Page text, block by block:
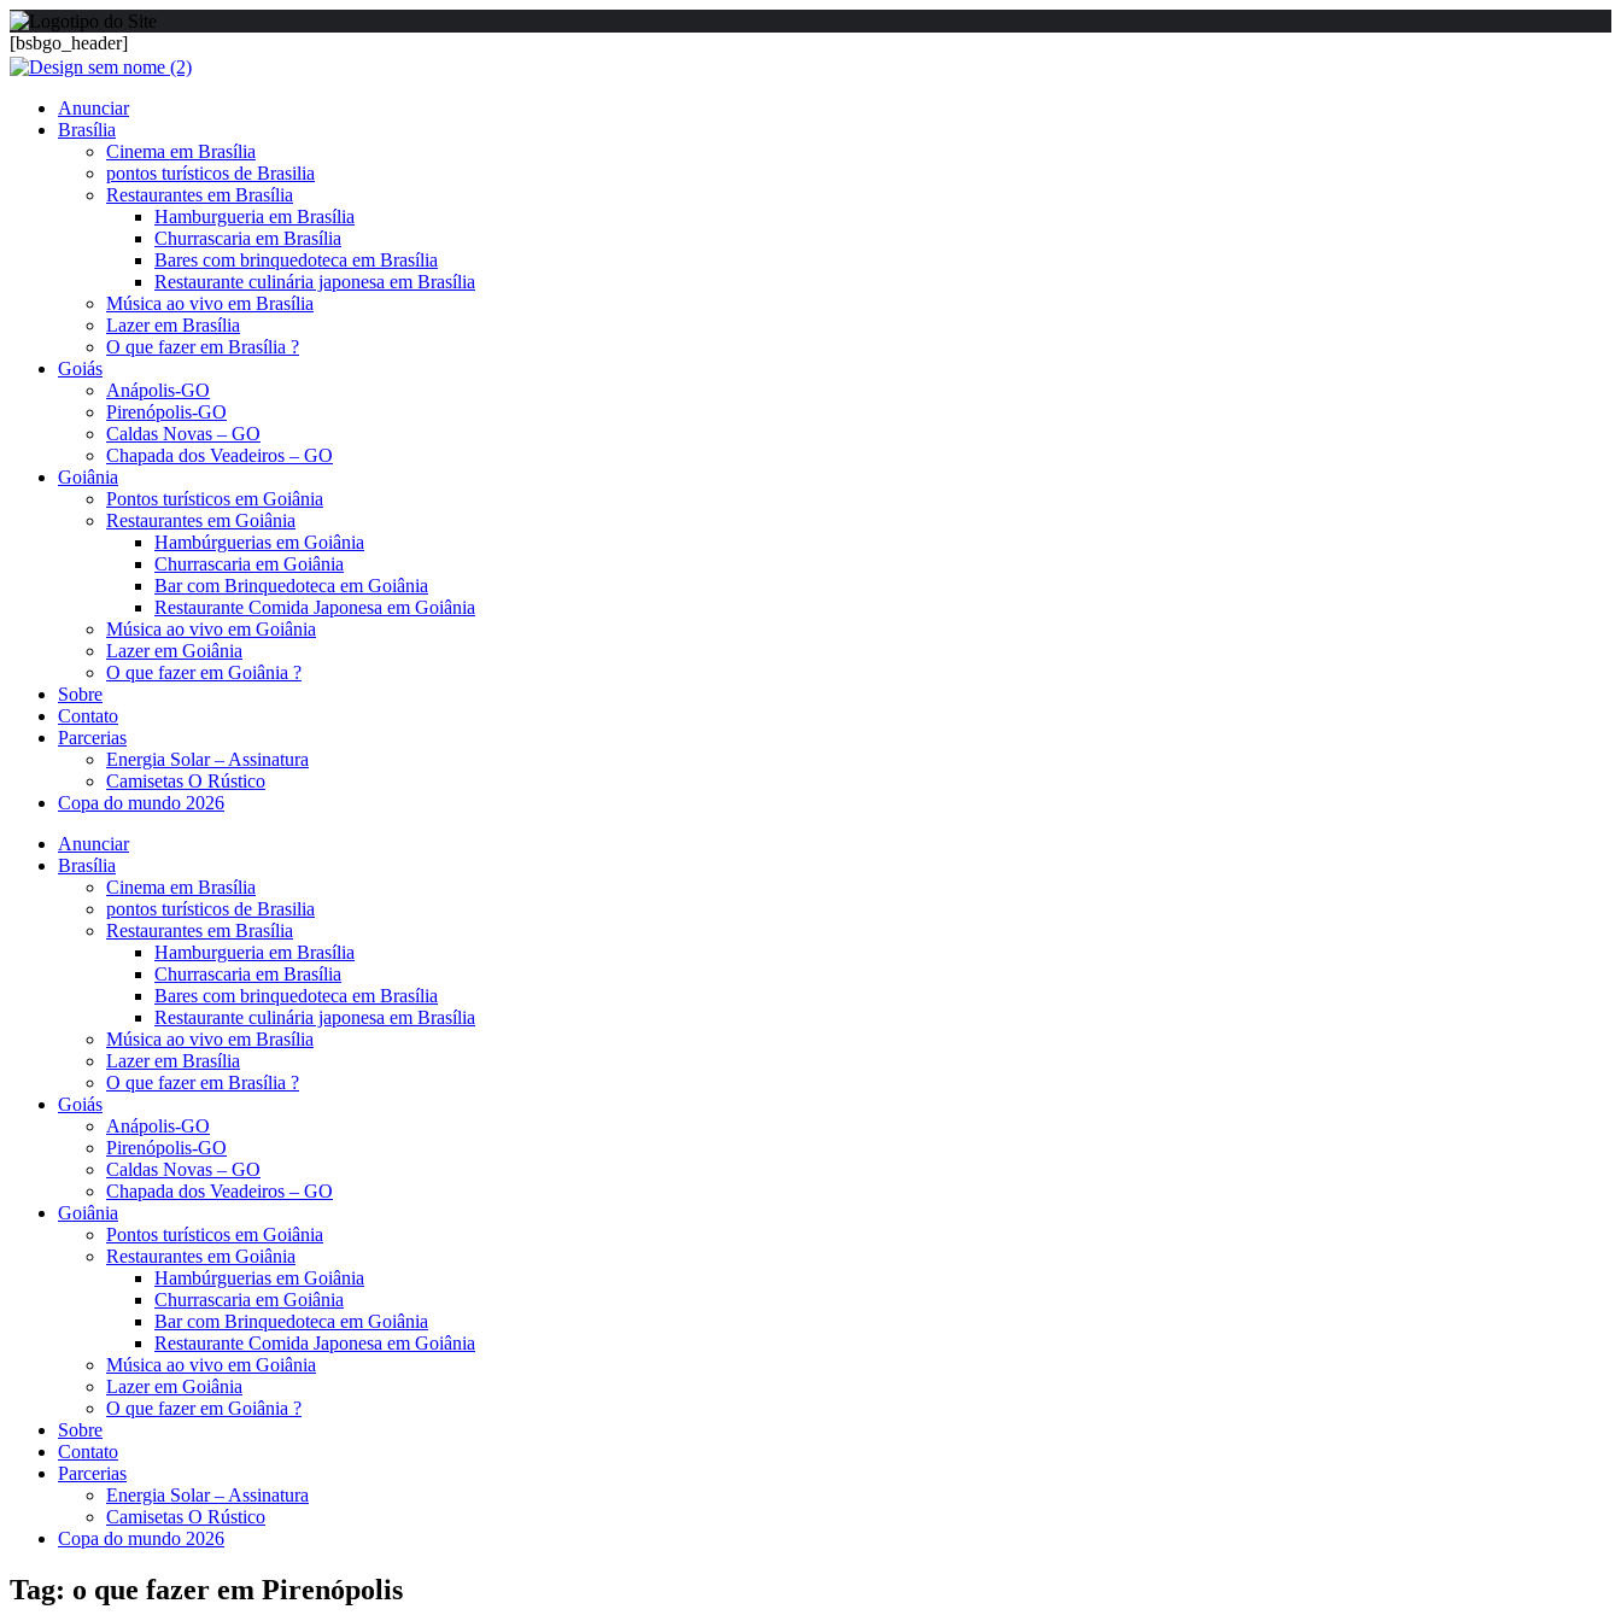
[bsbgo_header]
Anunciar
Brasília
Cinema em Brasília
pontos turísticos de Brasilia
Restaurantes em Brasília
Hamburgueria em Brasília
Churrascaria em Brasília
Bares com brinquedoteca em Brasília
Restaurante culinária japonesa em Brasília
Música ao vivo em Brasília
Lazer em Brasília
O que fazer em Brasília ?
Goiás
Anápolis-GO
Pirenópolis-GO
Caldas Novas – GO
Chapada dos Veadeiros – GO
Goiânia
Pontos turísticos em Goiânia
Restaurantes em Goiânia
Hambúrguerias em Goiânia
Churrascaria em Goiânia
Bar com Brinquedoteca em Goiânia
Restaurante Comida Japonesa em Goiânia
Música ao vivo em Goiânia
Lazer em Goiânia
O que fazer em Goiânia ?
Sobre
Contato
Parcerias
Energia Solar – Assinatura
Camisetas O Rústico
Copa do mundo 2026
Anunciar
Brasília
Cinema em Brasília
pontos turísticos de Brasilia
Restaurantes em Brasília
Hamburgueria em Brasília
Churrascaria em Brasília
Bares com brinquedoteca em Brasília
Restaurante culinária japonesa em Brasília
Música ao vivo em Brasília
Lazer em Brasília
O que fazer em Brasília ?
Goiás
Anápolis-GO
Pirenópolis-GO
Caldas Novas – GO
Chapada dos Veadeiros – GO
Goiânia
Pontos turísticos em Goiânia
Restaurantes em Goiânia
Hambúrguerias em Goiânia
Churrascaria em Goiânia
Bar com Brinquedoteca em Goiânia
Restaurante Comida Japonesa em Goiânia
Música ao vivo em Goiânia
Lazer em Goiânia
O que fazer em Goiânia ?
Sobre
Contato
Parcerias
Energia Solar – Assinatura
Camisetas O Rústico
Copa do mundo 2026
Tag: o que fazer em Pirenópolis